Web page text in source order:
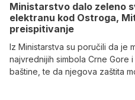
Ministarstvo dalo zeleno
elektranu kod Ostroga,
preispitivanje
Iz Ministarstva su poručili da je
najvrednijih simbola Crne Gore
baštine, te da njegova zaštita